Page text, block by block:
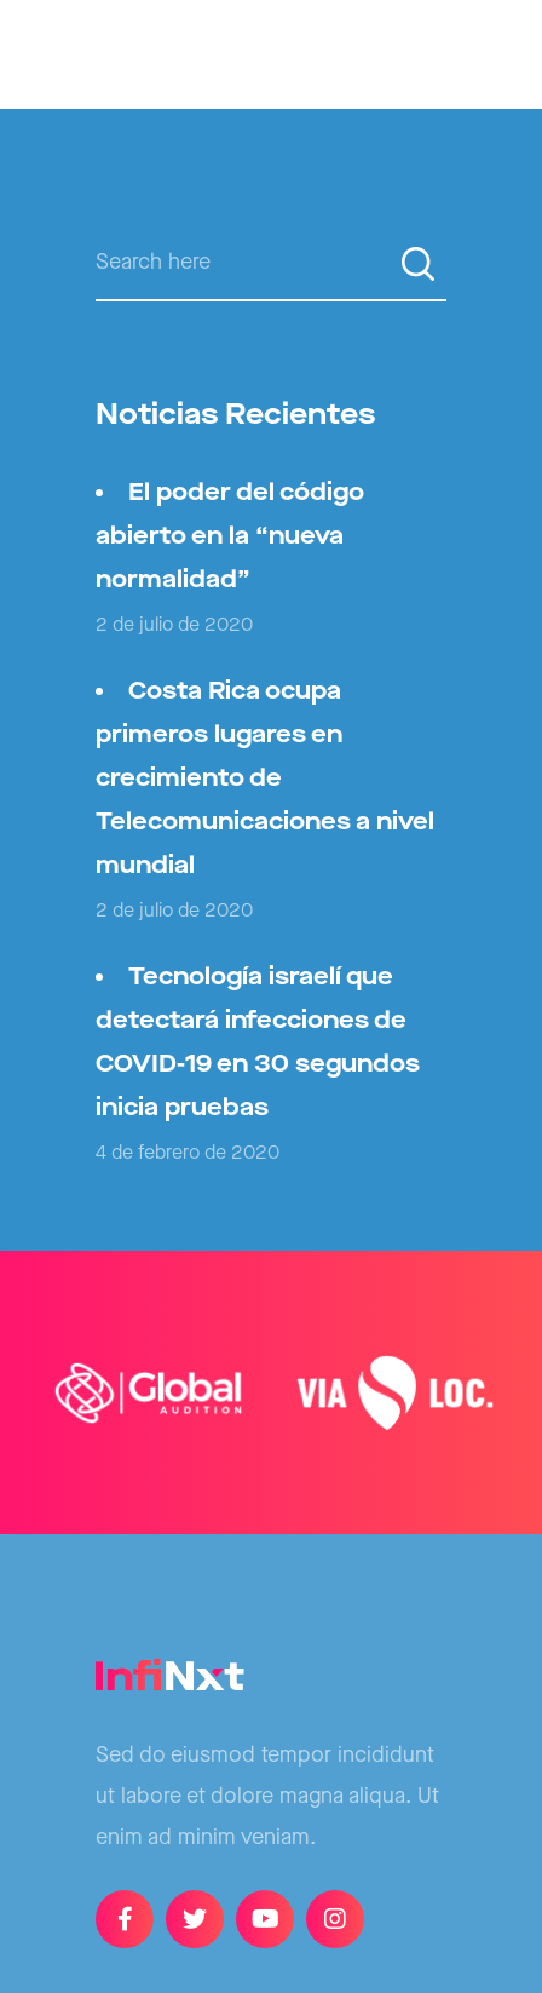
Noticias Recientes
El poder del código
abierto en la “nueva
normalidad”
2 de julio de 2020
Costa Rica ocupa
primeros lugares en
crecimiento de
Telecomunicaciones a nivel
mundial
2 de julio de 2020
Tecnología israelí que
detectará infecciones de
COVID-19 en 30 segundos
inicia pruebas
4 de febrero de 2020
Sed do eiusmod tempor incididunt
ut labore et dolore magna aliqua. Ut
enim ad minim veniam.